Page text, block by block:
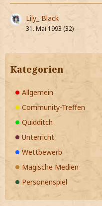
Lily_ Black
31. Mai 1993 (32)
Kategorien
Allgemein
Community-Treffen
Quidditch
Unterricht
Wettbewerb
Magische Medien
Personenspiel